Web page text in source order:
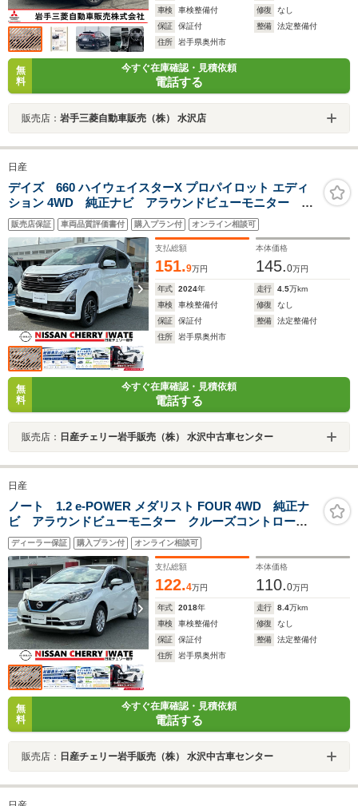
車検
車検整備付 修復
なし
保証
保証付 整備
法定整備付
住所
岩手県奥州市
無
料
今すぐ在庫確認・見積依頼
電話する
販売店： 岩手三菱自動車販売（株） 水沢店
日産
デイズ 660 ハイウェイスターX プロパイロット エディ
ション 4WD 純正ナビ アラウンドビューモニター シ
ートヒーター ステアリングヒーター プロパイロッ
ト ETC LEDヘッドライト フォグランプ 寒冷地仕
様
販売店保証 車両品質評価書付 購入プラン付 オンライン相談可
支払総額
151.9万円
本体価格
145.0万円
年式 2024年 走行 4.5万km
車検
車検整備付 修復
なし
保証
保証付 整備
法定整備付
住所
岩手県奥州市
無
料
今すぐ在庫確認・見積依頼
電話する
販売店： 日産チェリー岩手販売（株） 水沢中古車センター
日産
ノート 1.2 e-POWER メダリスト FOUR 4WD 純正ナ
ビ アラウンドビューモニター クルーズコントロー
ル 純正ドライブレコーダー Bluetooth接続 CD再
生 DVD再生 ETC LEDライト 1年間走行距離無制限
保証
ディーラー保証 購入プラン付 オンライン相談可
支払総額
122.4万円
本体価格
110.0万円
年式 2018年 走行 8.4万km
車検
車検整備付 修復
なし
保証
保証付 整備
法定整備付
住所
岩手県奥州市
無
料
今すぐ在庫確認・見積依頼
電話する
販売店： 日産チェリー岩手販売（株） 水沢中古車センター